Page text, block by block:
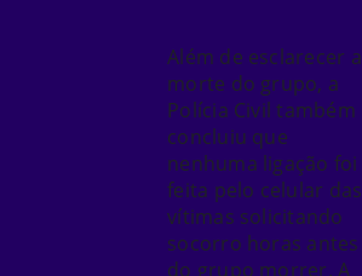
Além de esclarecer a
morte do grupo, a
Polícia Civil também
concluiu que
nenhuma ligação foi
feita pelo celular das
vítimas solicitando
socorro horas antes
do grupo morrer. A